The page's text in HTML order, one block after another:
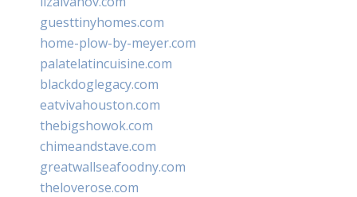
guesttinyhomes.com
home-plow-by-meyer.com
palatelatincuisine.com
blackdoglegacy.com
eatvivahouston.com
thebigshowok.com
chimeandstave.com
greatwallseafoodny.com
theloverose.com